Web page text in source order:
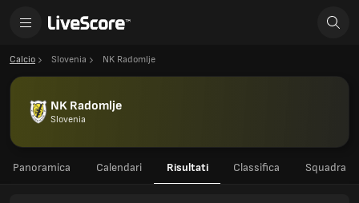
Calcio Slovenia NK Radomlje
NK Radomlje
Slovenia
Panoramica Calendari Risultati Classifica Squadra